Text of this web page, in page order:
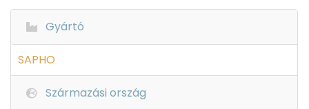
Gyártó
SAPHO
Származási ország